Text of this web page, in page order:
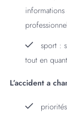
sport :
tout en
L’accident a